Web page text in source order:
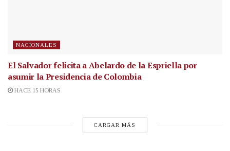
NACIONALES
El Salvador felicita a Abelardo de la Espriella por
asumir la Presidencia de Colombia
HACE 15 HORAS
CARGAR MÁS